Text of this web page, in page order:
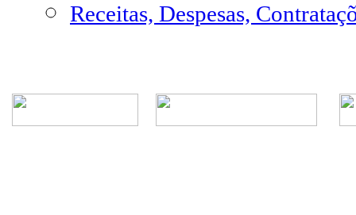
Receitas, Despesas,